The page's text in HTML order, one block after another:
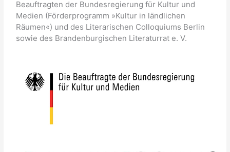
Beauftragten der Bundesregierung für Kultur und
Medien (Förderprogramm »Kultur in ländlichen
Räumen«) und des Literarischen Colloquiums Berlin
sowie des Brandenburgischen Literaturrat e. V.